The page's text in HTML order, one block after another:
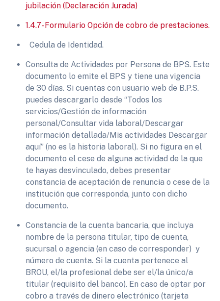
jubilación (Declaración Jurada)
1.4.7- Formulario Opción de cobro de prestaciones.
Cedula de Identidad.
Consulta de Actividades por Persona de BPS. Este
documento lo emite el BPS y tiene una vigencia
de 30 días. Si cuentas con usuario web de B.P.S.
puedes descargarlo desde “Todos los
servicios/Gestión de información
personal/Consultar vida laboral/Descargar
información detallada/Mis actividades Descargar
aquí” (no es la historia laboral). Si no figura en el
documento el cese de alguna actividad de la que
te hayas desvinculado, debes presentar
constancia de aceptación de renuncia o cese de la
institución que corresponda, junto con dicho
documento.
Constancia de la cuenta bancaria, que incluya
nombre de la persona titular, tipo de cuenta,
sucursal o agencia (en caso de corresponder) y
número de cuenta. Si la cuenta pertenece al
BROU, el/la profesional debe ser el/la único/a
titular (requisito del banco). En caso de optar por
cobro a través de dinero electrónico (tarjeta